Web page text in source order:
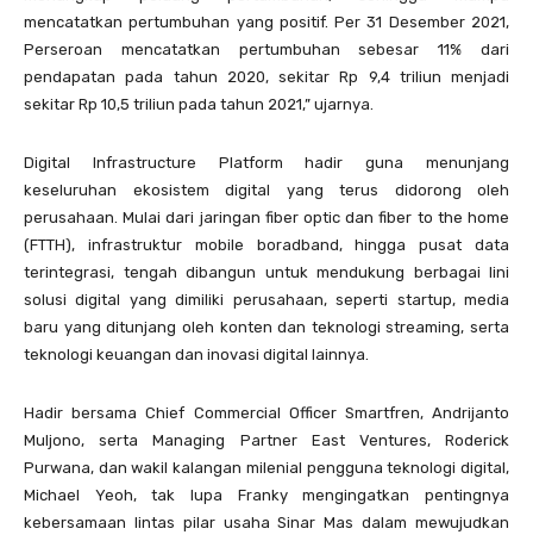
mencatatkan pertumbuhan yang positif. Per 31 Desember 2021,
Perseroan mencatatkan pertumbuhan sebesar 11% dari
pendapatan pada tahun 2020, sekitar Rp 9,4 triliun menjadi
sekitar Rp 10,5 triliun pada tahun 2021,” ujarnya.
Digital Infrastructure Platform hadir guna menunjang
keseluruhan ekosistem digital yang terus didorong oleh
perusahaan. Mulai dari jaringan fiber optic dan fiber to the home
(FTTH), infrastruktur mobile boradband, hingga pusat data
terintegrasi, tengah dibangun untuk mendukung berbagai lini
solusi digital yang dimiliki perusahaan, seperti startup, media
baru yang ditunjang oleh konten dan teknologi streaming, serta
teknologi keuangan dan inovasi digital lainnya.
Hadir bersama Chief Commercial Officer Smartfren, Andrijanto
Muljono, serta Managing Partner East Ventures, Roderick
Purwana, dan wakil kalangan milenial pengguna teknologi digital,
Michael Yeoh, tak lupa Franky mengingatkan pentingnya
kebersamaan lintas pilar usaha Sinar Mas dalam mewujudkan